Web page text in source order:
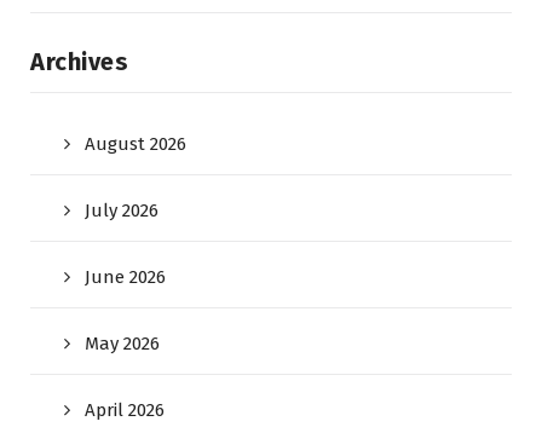
Archives
August 2026
July 2026
June 2026
May 2026
April 2026